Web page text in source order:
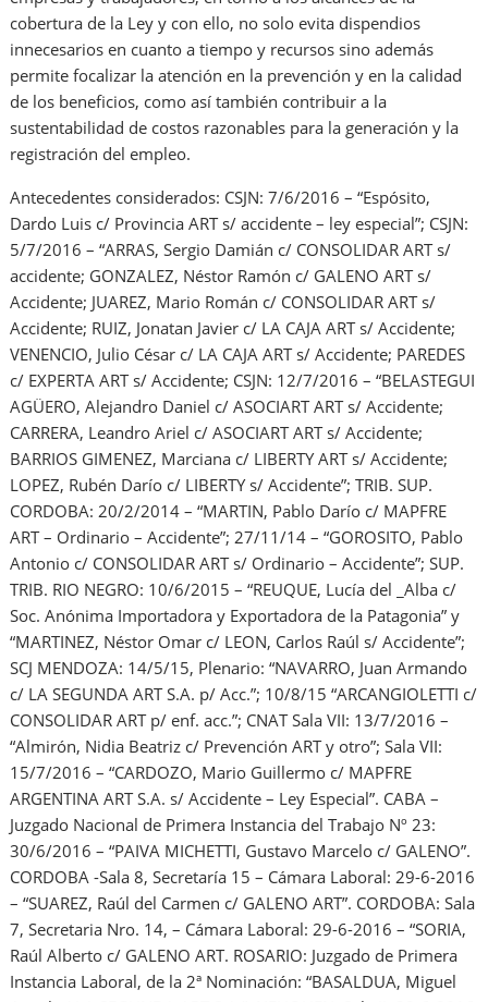
cobertura de la Ley y con ello, no solo evita dispendios
innecesarios en cuanto a tiempo y recursos sino además
permite focalizar la atención en la prevención y en la calidad
de los beneficios, como así también contribuir a la
sustentabilidad de costos razonables para la generación y la
registración del empleo.
Antecedentes considerados: CSJN: 7/6/2016 – “Espósito,
Dardo Luis c/ Provincia ART s/ accidente – ley especial”; CSJN:
5/7/2016 – “ARRAS, Sergio Damián c/ CONSOLIDAR ART s/
accidente; GONZALEZ, Néstor Ramón c/ GALENO ART s/
Accidente; JUAREZ, Mario Román c/ CONSOLIDAR ART s/
Accidente; RUIZ, Jonatan Javier c/ LA CAJA ART s/ Accidente;
VENENCIO, Julio César c/ LA CAJA ART s/ Accidente; PAREDES
c/ EXPERTA ART s/ Accidente; CSJN: 12/7/2016 – “BELASTEGUI
AGÜERO, Alejandro Daniel c/ ASOCIART ART s/ Accidente;
CARRERA, Leandro Ariel c/ ASOCIART ART s/ Accidente;
BARRIOS GIMENEZ, Marciana c/ LIBERTY ART s/ Accidente;
LOPEZ, Rubén Darío c/ LIBERTY s/ Accidente”; TRIB. SUP.
CORDOBA: 20/2/2014 – “MARTIN, Pablo Darío c/ MAPFRE
ART – Ordinario – Accidente”; 27/11/14 – “GOROSITO, Pablo
Antonio c/ CONSOLIDAR ART s/ Ordinario – Accidente”; SUP.
TRIB. RIO NEGRO: 10/6/2015 – “REUQUE, Lucía del _Alba c/
Soc. Anónima Importadora y Exportadora de la Patagonia” y
“MARTINEZ, Néstor Omar c/ LEON, Carlos Raúl s/ Accidente”;
SCJ MENDOZA: 14/5/15, Plenario: “NAVARRO, Juan Armando
c/ LA SEGUNDA ART S.A. p/ Acc.”; 10/8/15 “ARCANGIOLETTI c/
CONSOLIDAR ART p/ enf. acc.”; CNAT Sala VII: 13/7/2016 –
“Almirón, Nidia Beatriz c/ Prevención ART y otro”; Sala VII:
15/7/2016 – “CARDOZO, Mario Guillermo c/ MAPFRE
ARGENTINA ART S.A. s/ Accidente – Ley Especial”. CABA –
Juzgado Nacional de Primera Instancia del Trabajo Nº 23:
30/6/2016 – “PAIVA MICHETTI, Gustavo Marcelo c/ GALENO”.
CORDOBA -Sala 8, Secretaría 15 – Cámara Laboral: 29-6-2016
– “SUAREZ, Raúl del Carmen c/ GALENO ART”. CORDOBA: Sala
7, Secretaria Nro. 14, – Cámara Laboral: 29-6-2016 – “SORIA,
Raúl Alberto c/ GALENO ART. ROSARIO: Juzgado de Primera
Instancia Laboral, de la 2ª Nominación: “BASALDUA, Miguel